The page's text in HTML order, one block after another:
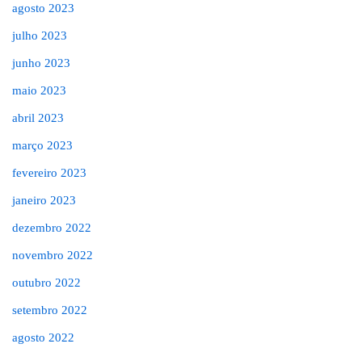
agosto 2023
julho 2023
junho 2023
maio 2023
abril 2023
março 2023
fevereiro 2023
janeiro 2023
dezembro 2022
novembro 2022
outubro 2022
setembro 2022
agosto 2022